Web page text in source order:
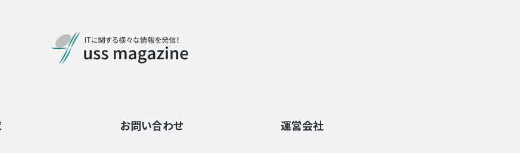
お問い合わせ 運営会社